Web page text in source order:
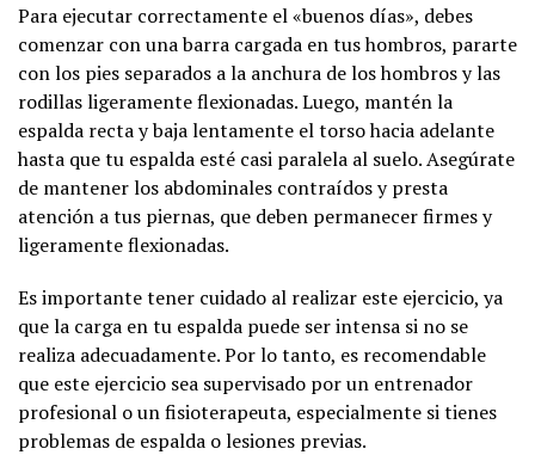
Para ejecutar correctamente el «buenos días», debes
comenzar con una barra cargada en tus hombros, pararte
con los pies separados a la anchura de los hombros y las
rodillas ligeramente flexionadas. Luego, mantén la
espalda recta y baja lentamente el torso hacia adelante
hasta que tu espalda esté casi paralela al suelo. Asegúrate
de mantener los abdominales contraídos y presta
atención a tus piernas, que deben permanecer firmes y
ligeramente flexionadas.
Es importante tener cuidado al realizar este ejercicio, ya
que la carga en tu espalda puede ser intensa si no se
realiza adecuadamente. Por lo tanto, es recomendable
que este ejercicio sea supervisado por un entrenador
profesional o un fisioterapeuta, especialmente si tienes
problemas de espalda o lesiones previas.